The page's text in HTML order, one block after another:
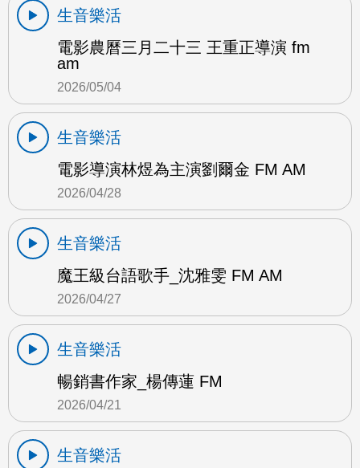
生音樂活
電影農曆三月二十三 王重正導演 fm
am
2026/05/04
生音樂活
電影導演林煜為主演劉爾金 FM AM
2026/04/28
生音樂活
魔王級台語歌手_沈雅雯 FM AM
2026/04/27
生音樂活
暢銷書作家_楊傳蓮 FM
2026/04/21
生音樂活